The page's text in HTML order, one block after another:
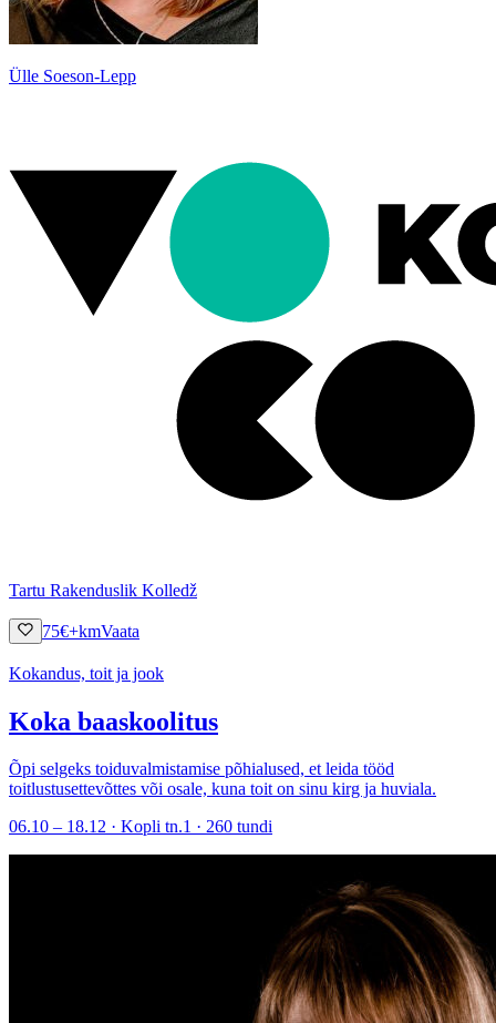
Ülle Soeson-Lepp
Tartu Rakenduslik Kolledž
75€+kmVaata
Kokandus, toit ja jook
Koka baaskoolitus
Õpi selgeks toiduvalmistamise põhialused, et leida tööd
toitlustusettevõttes või osale, kuna toit on sinu kirg ja huviala.
06.10 – 18.12 · Kopli tn.1 · 260 tundi